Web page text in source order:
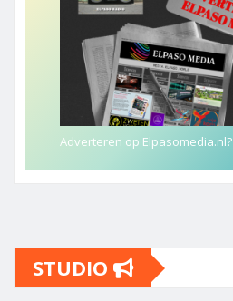
Adverteren op Elpasomedia.nl?
STUDIO